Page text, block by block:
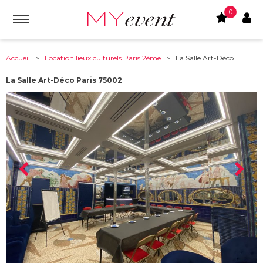
0
Accueil > Location lieux culturels Paris 2ème > La Salle Art-Déco
La Salle Art-Déco Paris 75002
75002-Paris À partir de :